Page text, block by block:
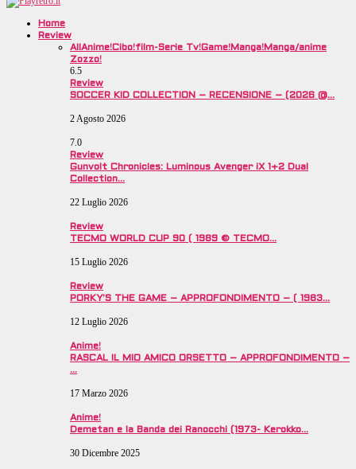
Home
Review
AllAnime!Cibo!film-Serie Tv!Game!Manga!Manga/anime
Zozzo!
6.5
Review
SOCCER KID COLLECTION – RECENSIONE – (2026 @…
2 Agosto 2026
7.0
Review
Gunvolt Chronicles: Luminous Avenger iX 1+2 Dual
Collection…
22 Luglio 2026
Review
TECMO WORLD CUP 90 ( 1989 © TECMO…
15 Luglio 2026
Review
PORKY’S THE GAME – APPROFONDIMENTO – ( 1983…
12 Luglio 2026
Anime!
RASCAL IL MIO AMICO ORSETTO – APPROFONDIMENTO –
…
17 Marzo 2026
Anime!
Demetan e la Banda dei Ranocchi (1973- Kerokko…
30 Dicembre 2025